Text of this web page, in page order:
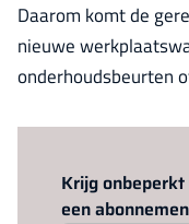
Daarom komt de
nieuwe
onderhoudsbeurten
Krijg
een